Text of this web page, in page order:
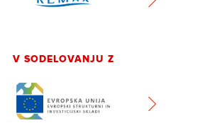
V SODELOVANJU Z